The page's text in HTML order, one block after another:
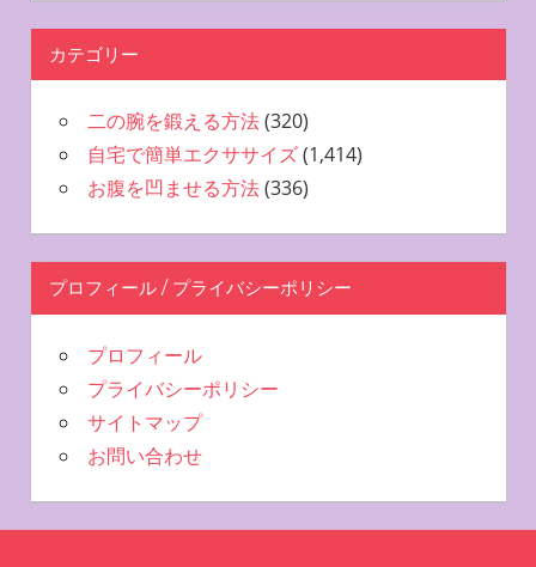
カテゴリー
二の腕を鍛える方法(320)
自宅で簡単エクササイズ(1,414)
お腹を凹ませる方法(336)
プロフィール / プライバシーポリシー
プロフィール
プライバシーポリシー
サイトマップ
お問い合わせ